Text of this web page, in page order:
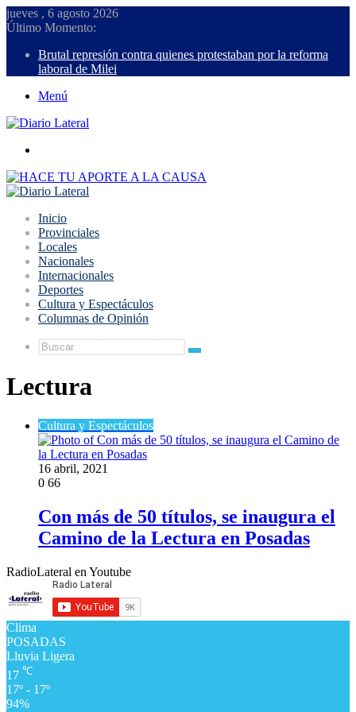
jueves , 6 agosto 2026
Último Momento:
Brutal represión contra quienes protestaban por la reforma
laboral de Milei
Menú
Inicio
Provinciales
Locales
Nacionales
Internacionales
Deportes
Cultura y Espectáculos
Columnas de Opinión
Buscar
Lectura
Cultura y Espectáculos
16 abril, 2021
0 66
Con más de 50 títulos, se inaugura el
Camino de la Lectura en Posadas
RadioLateral en Youtube
Clima
POSADAS
Lluvia Ligera
17 ℃
17º - 17º
94%